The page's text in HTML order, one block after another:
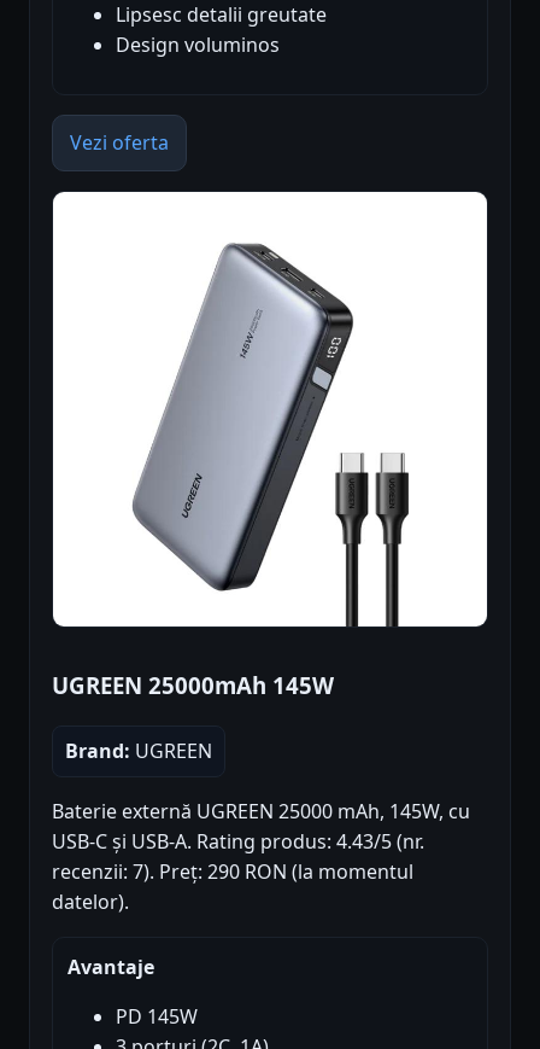
Lipsesc detalii greutate
Design voluminos
Vezi oferta
UGREEN 25000mAh 145W
Brand: UGREEN
Baterie externă UGREEN 25000 mAh, 145W, cu
USB-C și USB-A. Rating produs: 4.43/5 (nr.
recenzii: 7). Preț: 290 RON (la momentul
datelor).
Avantaje
PD 145W